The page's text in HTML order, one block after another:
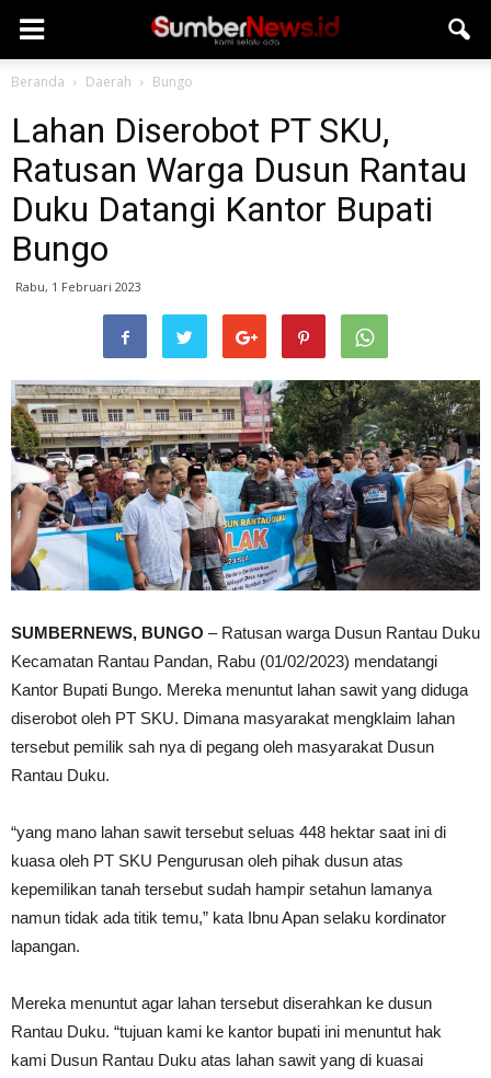
Beranda Daerah Bungo
Lahan Diserobot PT SKU,
Ratusan Warga Dusun Rantau
Duku Datangi Kantor Bupati
Bungo
Rabu, 1 Februari 2023
SUMBERNEWS, BUNGO – Ratusan warga Dusun Rantau Duku
Kecamatan Rantau Pandan, Rabu (01/02/2023) mendatangi
Kantor Bupati Bungo. Mereka menuntut lahan sawit yang diduga
diserobot oleh PT SKU. Dimana masyarakat mengklaim lahan
tersebut pemilik sah nya di pegang oleh masyarakat Dusun
Rantau Duku.
“yang mano lahan sawit tersebut seluas 448 hektar saat ini di
kuasa oleh PT SKU Pengurusan oleh pihak dusun atas
kepemilikan tanah tersebut sudah hampir setahun lamanya
namun tidak ada titik temu,” kata Ibnu Apan selaku kordinator
lapangan.
Mereka menuntut agar lahan tersebut diserahkan ke dusun
Rantau Duku. “tujuan kami ke kantor bupati ini menuntut hak
kami Dusun Rantau Duku atas lahan sawit yang di kuasai